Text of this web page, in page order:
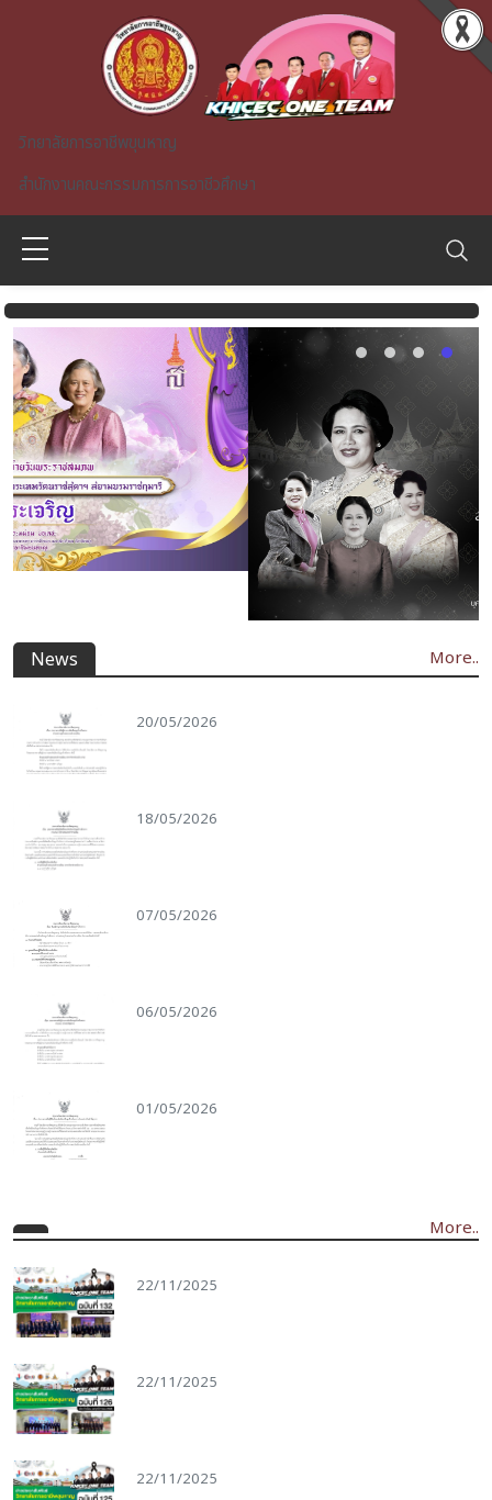
Skip to main content
วิทยาลัยการอาชีพขุนหาญ
สำนักงานคณะกรรมการการอาชีวศึกษา
News More..
20/05/2026
18/05/2026
07/05/2026
06/05/2026
01/05/2026
More..
22/11/2025
22/11/2025
22/11/2025